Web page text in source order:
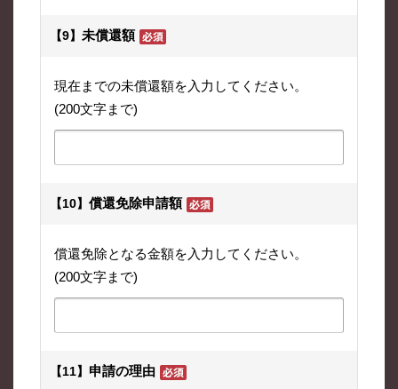
【9】 未償還額
現在までの未償還額を入力してください。
(200文字まで)
【10】 償還免除申請額
償還免除となる金額を入力してください。
(200文字まで)
【11】 申請の理由